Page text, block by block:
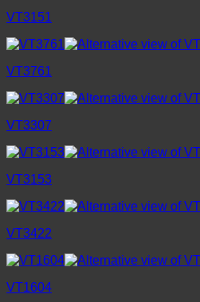
VT3151
VT3761
VT3307
VT3153
VT3422
VT1604